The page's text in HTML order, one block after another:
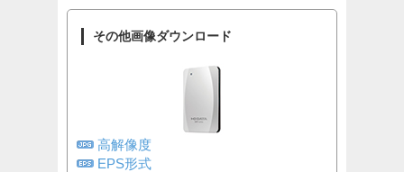
その他画像ダウンロード
高解像度
EPS形式